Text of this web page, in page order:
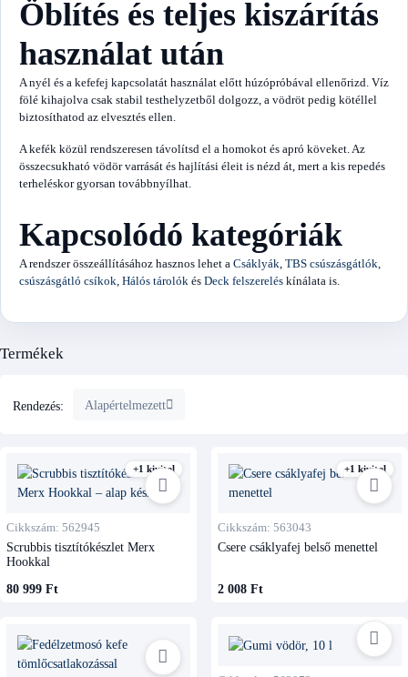
Öblítés és teljes kiszárítás
használat után
A nyél és a kefefej kapcsolatát használat előtt húzópróbával ellenőrizd. Víz
fölé kihajolva csak stabil testhelyzetből dolgozz, a vödröt pedig kötéllel
biztosíthatod az elvesztés ellen.
A kefék közül rendszeresen távolítsd el a homokot és apró köveket. Az
összecsukható vödör varrását és hajlítási éleit is nézd át, mert a kis repedés
terheléskor gyorsan továbbnyílhat.
Kapcsolódó kategóriák
A rendszer összeállításához hasznos lehet a Csáklyák TBS csúszásgátlók,
csúszásgátló csíkok Hálós tárolók és Deck felszerelés kínálata is.
Termékek
Rendezés: Alapértelmezett
+1 kivitel
Cikkszám: 562945
Scrubbis tisztítókészlet Merx
Hookkal
80 999 Ft
+1 kivitel
Cikkszám: 563043
Csere csáklyafej belső menettel
2 008 Ft